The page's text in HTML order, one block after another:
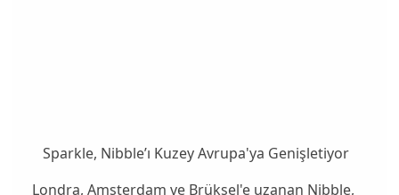
Sparkle, Nibble’ı Kuzey Avrupa'ya Genişletiyor
Londra, Amsterdam ve Brüksel'e uzanan Nibble,